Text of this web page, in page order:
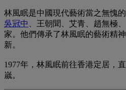
林風眠是中國現代藝術當之無愧
吳冠中
、王朝聞、艾青、趙無極
家。他們傳承了林風眠的藝術精
新。
1977年，林風眠前往香港定居，
嵗。